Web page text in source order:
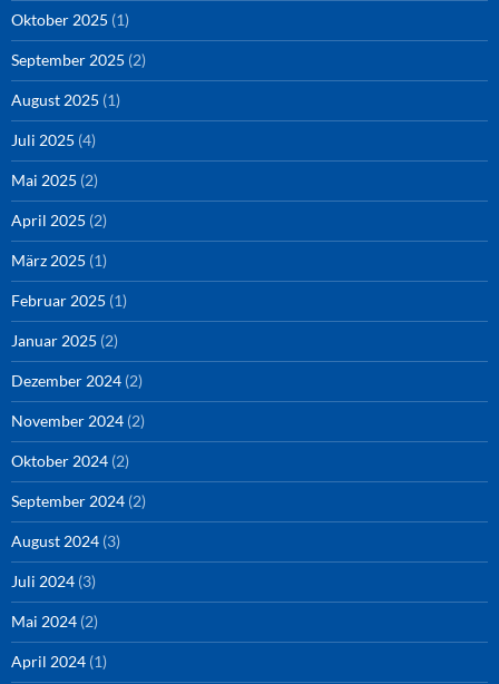
Oktober 2025 (1)
September 2025 (2)
August 2025 (1)
Juli 2025 (4)
Mai 2025 (2)
April 2025 (2)
März 2025 (1)
Februar 2025 (1)
Januar 2025 (2)
Dezember 2024 (2)
November 2024 (2)
Oktober 2024 (2)
September 2024 (2)
August 2024 (3)
Juli 2024 (3)
Mai 2024 (2)
April 2024 (1)